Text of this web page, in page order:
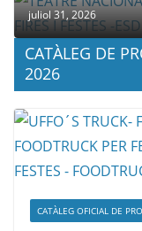
juliol 31, 2026
CATÀLEG DE
2026
CATÀLEG OFICIAL DE